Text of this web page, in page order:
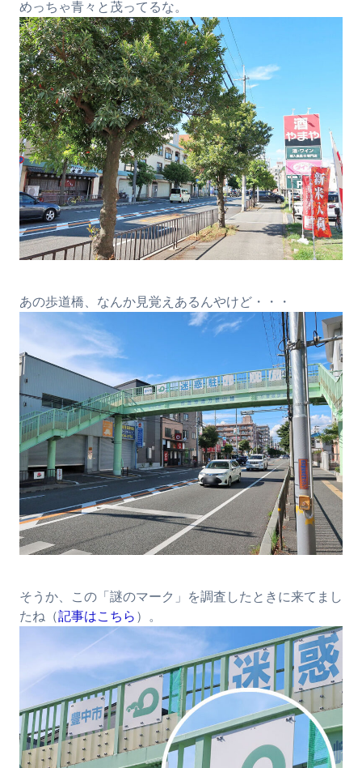
めっちゃ青々と茂ってるな。
あの歩道橋、なんか見覚えあるんやけど・・・
そうか、この「謎のマーク」を調査したときに来てまし
たね（記事はこちら ）。